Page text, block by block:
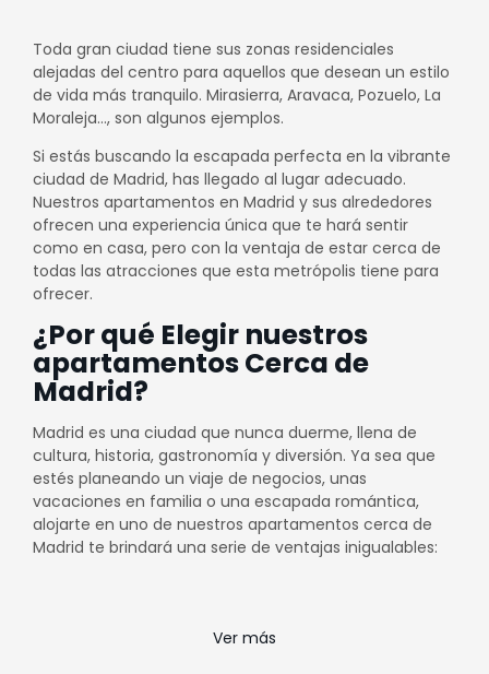
Toda gran ciudad tiene sus zonas residenciales
alejadas del centro para aquellos que desean un estilo
de vida más tranquilo. Mirasierra, Aravaca, Pozuelo, La
Moraleja…, son algunos ejemplos.
Si estás buscando la escapada perfecta en la vibrante
ciudad de Madrid, has llegado al lugar adecuado.
Nuestros apartamentos en Madrid y sus alrededores
ofrecen una experiencia única que te hará sentir
como en casa, pero con la ventaja de estar cerca de
todas las atracciones que esta metrópolis tiene para
ofrecer.
¿Por qué Elegir nuestros
apartamentos Cerca de
Madrid?
Madrid es una ciudad que nunca duerme, llena de
cultura, historia, gastronomía y diversión. Ya sea que
estés planeando un viaje de negocios, unas
vacaciones en familia o una escapada romántica,
alojarte en uno de nuestros apartamentos cerca de
Madrid te brindará una serie de ventajas inigualables:
diseñados para ofrecer comodidad y privacidad a
Ver más